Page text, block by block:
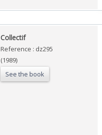
‎Collectif‎
Reference : dz295
(1989)
See the book